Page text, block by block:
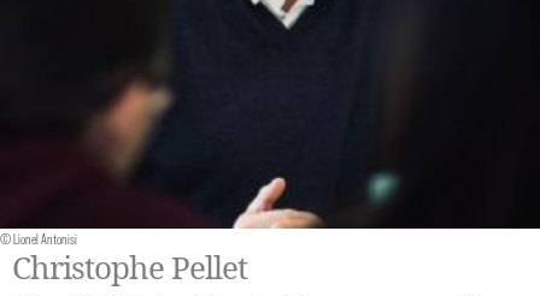
© Lionel Antonisi
Christophe Pellet